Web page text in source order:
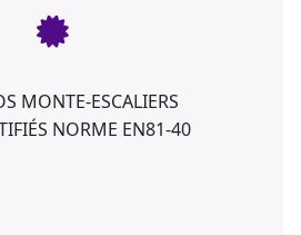
MONTE-ESCALIERS
NORME EN81-40